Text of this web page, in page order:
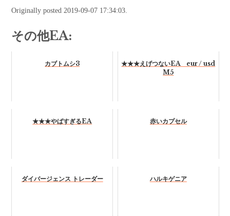
Originally posted 2019-09-07 17:34:03.
その他EA:
カブトムシ3
★★★えげつないEA eur / usd
M5
★★★やばすぎるEA 赤いカプセル
ダイバージェンス トレーダー ハルキゲニア